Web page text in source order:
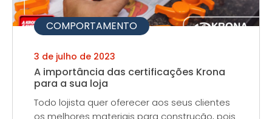
COMPORTAMENTO
3 de julho de 2023
A importância das certificações Krona
para a sua loja
Todo lojista quer oferecer aos seus clientes
os melhores materiais para construção, pois